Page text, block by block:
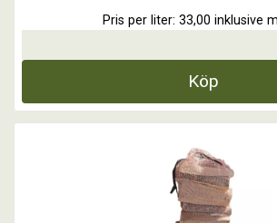
Pris per liter: 33,00 inklusive
Köp